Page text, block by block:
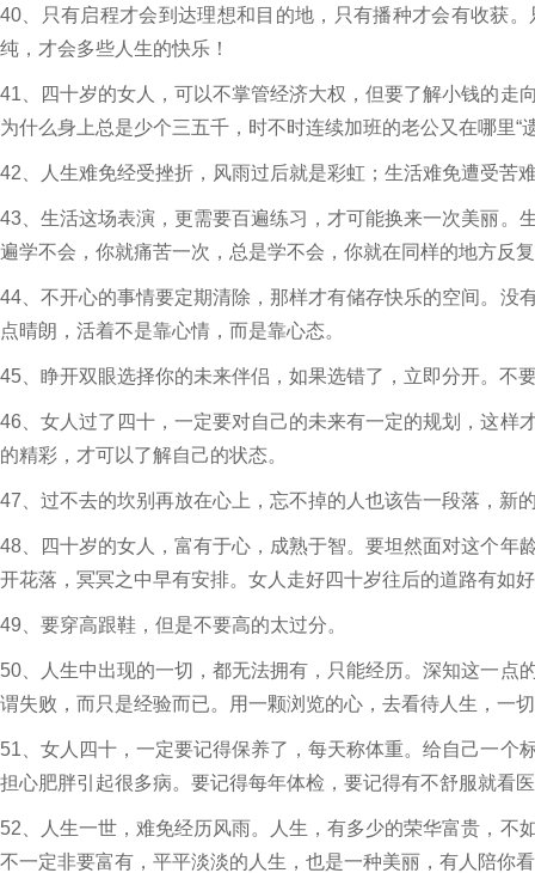
40、只有启程才会到达理想和目的地，只有播种才会有收获
纯，才会多些人生的快乐！
41、四十岁的女人，可以不掌管经济大权，但要了解小钱的走
为什么身上总是少个三五千，时不时连续加班的老公又在哪里“
42、人生难免经受挫折，风雨过后就是彩虹；生活难免遭受苦
43、生活这场表演，更需要百遍练习，才可能换来一次美丽。
遍学不会，你就痛苦一次，总是学不会，你就在同样的地方反
44、不开心的事情要定期清除，那样才有储存快乐的空间。没
点晴朗，活着不是靠心情，而是靠心态。
45、睁开双眼选择你的未来伴侣，如果选错了，立即分开。不
46、女人过了四十，一定要对自己的未来有一定的规划，这样
的精彩，才可以了解自己的状态。
47、过不去的坎别再放在心上，忘不掉的人也该告一段落，新
48、四十岁的女人，富有于心，成熟于智。要坦然面对这个年
开花落，冥冥之中早有安排。女人走好四十岁往后的道路有如
49、要穿高跟鞋，但是不要高的太过分。
50、人生中出现的一切，都无法拥有，只能经历。深知这一点
谓失败，而只是经验而已。用一颗浏览的心，去看待人生，一
51、女人四十，一定要记得保养了，每天称体重。给自己一个
担心肥胖引起很多病。要记得每年体检，要记得有不舒服就看
52、人生一世，难免经历风雨。人生，有多少的荣华富贵，不
不一定非要富有，平平淡淡的人生，也是一种美丽，有人陪你